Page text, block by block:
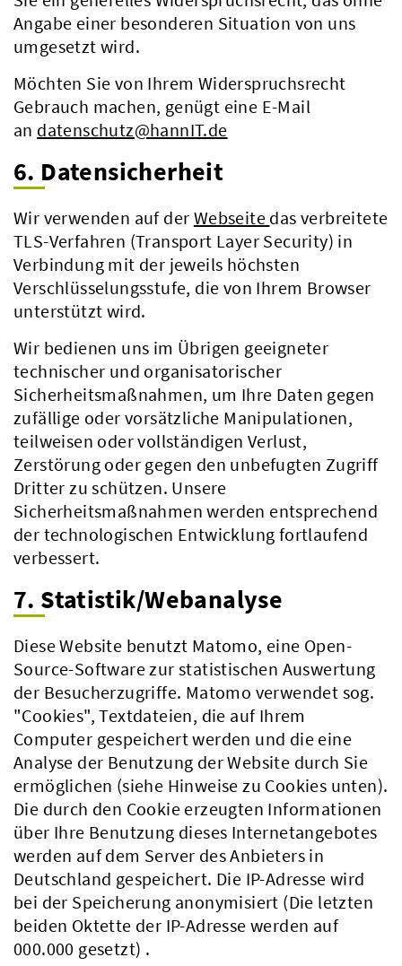
Angabe einer besonderen Situation von uns
umgesetzt wird.
Möchten Sie von Ihrem Widerspruchsrecht
Gebrauch machen, genügt eine E-Mail
an datenschutz@hannIT.de
6. Datensicherheit
Wir verwenden auf der Webseite das verbreitete
TLS-Verfahren (Transport Layer Security) in
Verbindung mit der jeweils höchsten
Verschlüsselungsstufe, die von Ihrem Browser
unterstützt wird.
Wir bedienen uns im Übrigen geeigneter
technischer und organisatorischer
Sicherheitsmaßnahmen, um Ihre Daten gegen
zufällige oder vorsätzliche Manipulationen,
teilweisen oder vollständigen Verlust,
Zerstörung oder gegen den unbefugten Zugriff
Dritter zu schützen. Unsere
Sicherheitsmaßnahmen werden entsprechend
der technologischen Entwicklung fortlaufend
verbessert.
7. Statistik/Webanalyse
Diese Website benutzt Matomo, eine Open-
Source-Software zur statistischen Auswertung
der Besucherzugriffe. Matomo verwendet sog.
"Cookies", Textdateien, die auf Ihrem
Computer gespeichert werden und die eine
Analyse der Benutzung der Website durch Sie
ermöglichen (siehe Hinweise zu Cookies unten).
Die durch den Cookie erzeugten Informationen
über Ihre Benutzung dieses Internetangebotes
werden auf dem Server des Anbieters in
Deutschland gespeichert. Die IP-Adresse wird
bei der Speicherung anonymisiert (Die letzten
beiden Oktette der IP-Adresse werden auf
000.000 gesetzt) .